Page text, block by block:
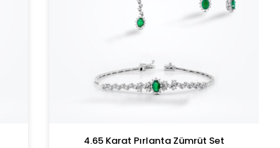
4.65 Karat Pırlanta Zümrüt Set